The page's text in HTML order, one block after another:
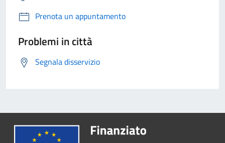
Prenota un appuntamento
Problemi in città
Segnala disservizio